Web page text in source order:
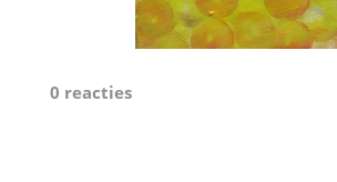
0 reacties